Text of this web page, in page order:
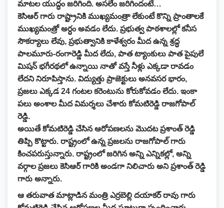
మాటల యుద్ధం జరిగింది. అసలేం జరిగిందంటే…
కెసిఆర్ గారు రాష్ట్రానికి ముఖ్యమంత్రా లేకుంటే కొన్ని ప్రాంతాలకే
ముఖ్యమంత్రో అర్ధం అవడం లేదు. ప్రభుత్వ పాఠశాలల్లో కనీస
సౌకర్యాలు లేవు, ప్రభుత్వానికి కాళేశ్వరం మీద ఉన్న శ్రద్ధ
పాలమూరు-రంగారెడ్డి మీద లేదు, పాత ట్యాంకులు పాత పైపులే
మిషన్ భగీరథలో ఉన్నాయి నాతో వస్తే నీళ్లు ఎక్కడా రావడం
లేదని నిరూపిస్తాను. విద్యుత్తు ప్రాజెక్టులు అనవసర భారం,
ప్రజలు ఎక్కడ 24 గంటల కరెంటును కోరుకోవడం లేదు. ఇంకా
పలు అంశాల మీద విమర్శలు చేశారు కోమటిరెడ్డి రాజగోపాల్
రెడ్డి.
అయితే కోమటిరెడ్డి చేసిన ఆరోపణలను మొదట ప్రశాంత్ రెడ్డి
తిప్పి కొట్టారు. రాష్ట్రంలో ఉన్న ప్రజలను రాజగోపాల్ గారు
కించపరుస్తున్నారు. రాష్ట్రంలో జరిగిన అన్ని ఎన్నికల్లో, అన్ని
వర్గాల ప్రజలు కెసిఆర్ గారికి అండగా నిలిచారు అని ప్రశాంత్ రెడ్డి
గారు అన్నారు.
ఆ తరువాత మాట్లాడిన మంత్రి ఎర్రబెల్లి దయాకర్ రావు గారు